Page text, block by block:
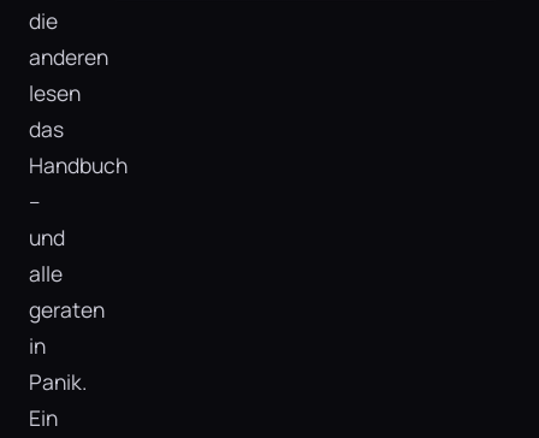
die
anderen
lesen
das
Handbuch
–
und
alle
geraten
in
Panik.
Ein